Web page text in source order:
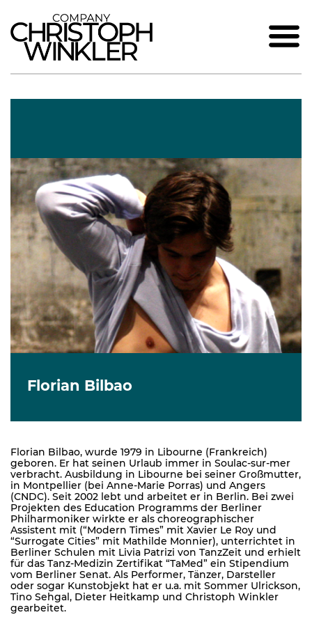
Florian Bilbao
Florian Bilbao, wurde 1979 in Libourne (Frankreich)
geboren. Er hat seinen Urlaub immer in Soulac-sur-mer
verbracht. Ausbildung in Libourne bei seiner Großmutter,
in Montpellier (bei Anne-Marie Porras) und Angers
(CNDC). Seit 2002 lebt und arbeitet er in Berlin. Bei zwei
Projekten des Education Programms der Berliner
Philharmoniker wirkte er als choreographischer
Assistent mit (“Modern Times” mit Xavier Le Roy und
“Surrogate Cities” mit Mathilde Monnier), unterrichtet in
Berliner Schulen mit Livia Patrizi von TanzZeit und erhielt
für das Tanz-Medizin Zertifikat “TaMed” ein Stipendium
vom Berliner Senat. Als Performer, Tänzer, Darsteller
oder sogar Kunstobjekt hat er u.a. mit Sommer Ulrickson,
Tino Sehgal, Dieter Heitkamp und Christoph Winkler
gearbeitet.